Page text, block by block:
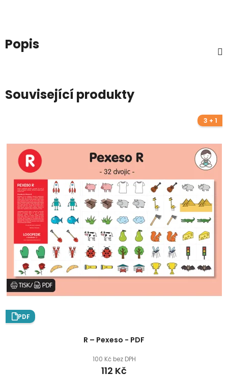
Popis
Související produkty
3 + 1
PDF
R – Pexeso - PDF
100 Kč bez DPH
112 Kč